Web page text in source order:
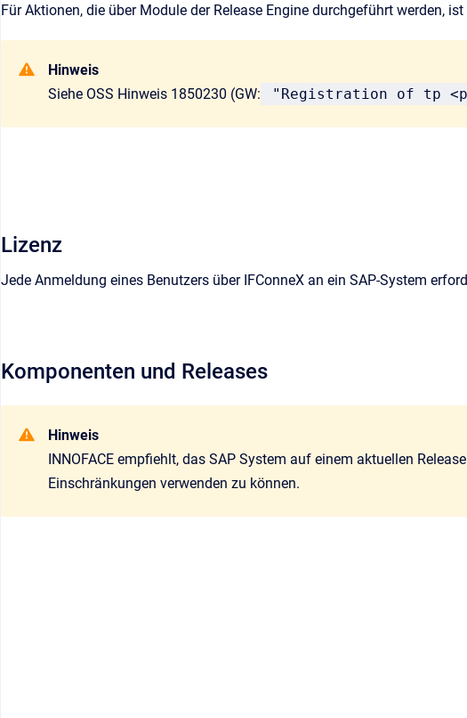
Für Aktionen, die über Module der Release Engine durchgeführt werden,
Hinweis
Siehe OSS Hinweis 1850230 (GW:
"Registration of tp
Lizenz
Jede Anmeldung eines Benutzers über IFConneX an ein SAP-System
Komponenten und Releases
Hinweis
INNOFACE empfiehlt, das SAP System auf einem aktuellen
Einschränkungen verwenden zu können.